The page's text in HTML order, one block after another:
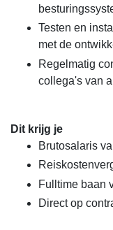
Testen en
met de
Regelmatig
collega's van
Dit krijg je
Brutosalaris
Fulltime baan
Direct op